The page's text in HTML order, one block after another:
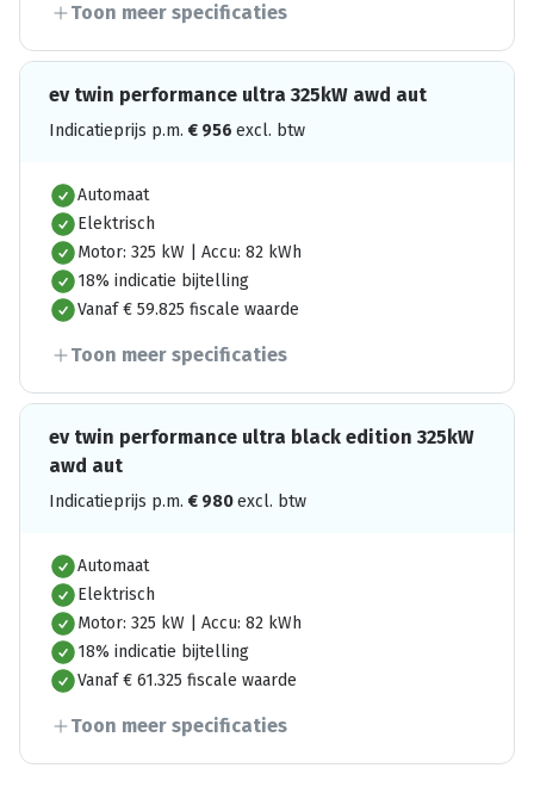
Toon meer specificaties
ev twin performance ultra 325kW awd aut
Indicatieprijs p.m. € 956 excl. btw
Automaat
Elektrisch
Motor: 325 kW | Accu: 82 kWh
18% indicatie bijtelling
Vanaf € 59.825 fiscale waarde
Toon meer specificaties
ev twin performance ultra black edition 325kW
awd aut
Indicatieprijs p.m. € 980excl. btw
Automaat
Elektrisch
Motor: 325 kW | Accu: 82 kWh
18% indicatie bijtelling
Vanaf € 61.325 fiscale waarde
Toon meer specificaties